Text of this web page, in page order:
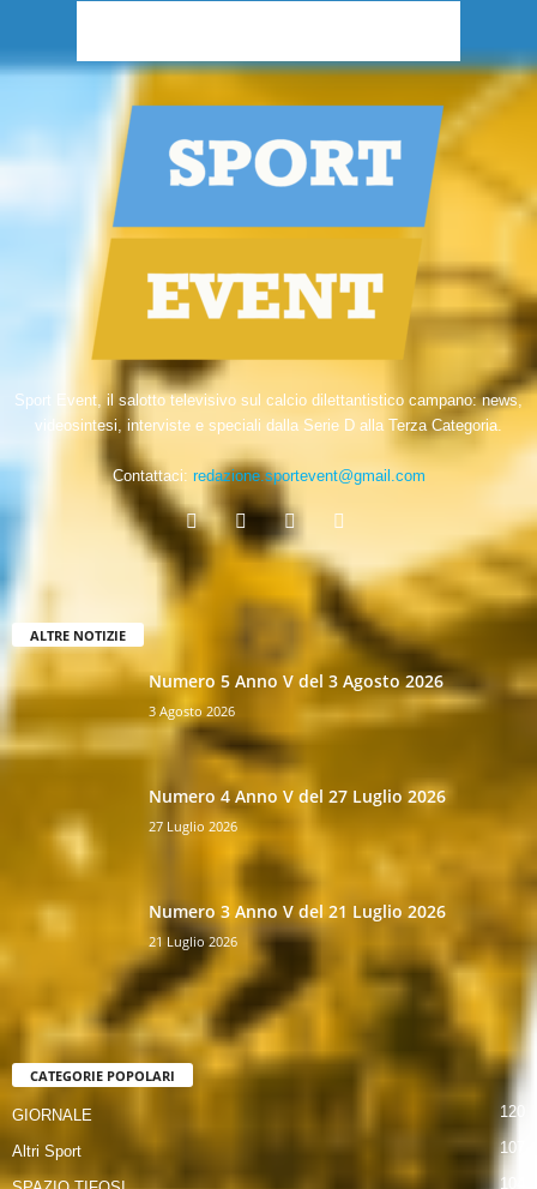
Sport Event, il salotto televisivo sul calcio dilettantistico campano: news,
videosintesi, interviste e speciali dalla Serie D alla Terza Categoria.
Contattaci: redazione.sportevent@gmail.com
ALTRE NOTIZIE
Numero 5 Anno V del 3 Agosto 2026
3 Agosto 2026
Numero 4 Anno V del 27 Luglio 2026
27 Luglio 2026
Numero 3 Anno V del 21 Luglio 2026
21 Luglio 2026
CATEGORIE POPOLARI
GIORNALE 120
Altri Sport 107
104